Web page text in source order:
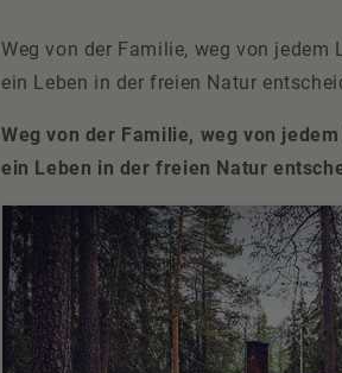
Weg von der Familie, weg von
ein Leben in der freien Natur
Weg von der Familie, weg von
ein Leben in der freien Natur